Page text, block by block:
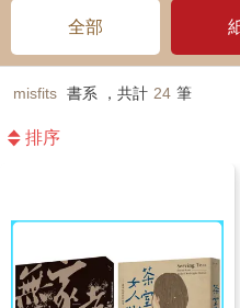
全部
misfits 書系 ，共計 24 筆
排序